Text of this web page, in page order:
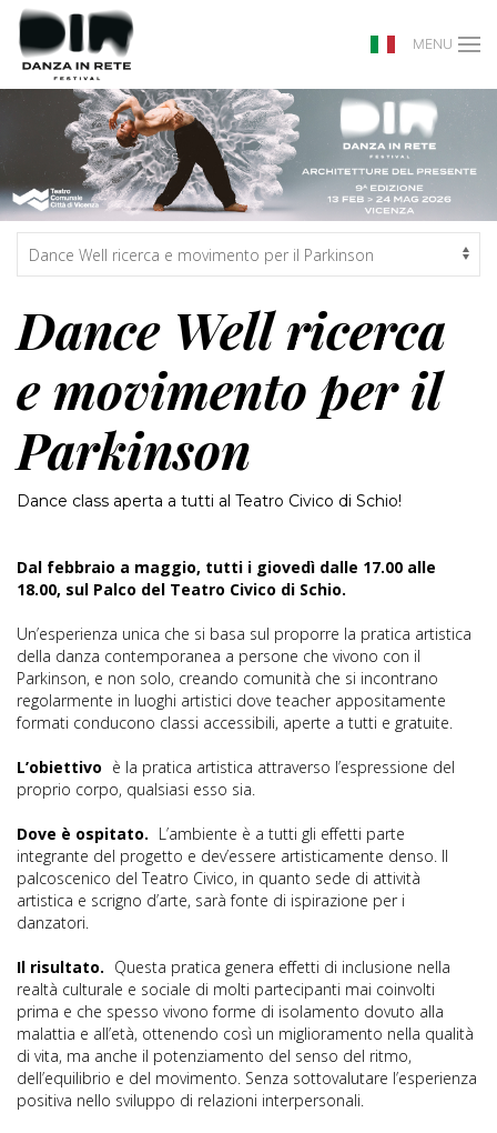
MENU
Dance Well ricerca
e movimento per il
Parkinson
Dance class aperta a tutti al Teatro Civico di Schio!
Dal febbraio a maggio, tutti i giovedì dalle 17.00 alle
18.00, sul Palco del Teatro Civico di Schio.
Un’esperienza unica che si basa sul proporre la pratica artistica
della danza contemporanea a persone che vivono con il
Parkinson, e non solo, creando comunità che si incontrano
regolarmente in luoghi artistici dove teacher appositamente
formati conducono classi accessibili, aperte a tutti e gratuite.
L’obiettivo è la pratica artistica attraverso l’espressione del
proprio corpo, qualsiasi esso sia.
Dove è ospitato. L’ambiente è a tutti gli effetti parte
integrante del progetto e dev’essere artisticamente denso. Il
palcoscenico del Teatro Civico, in quanto sede di attività
artistica e scrigno d’arte, sarà fonte di ispirazione per i
danzatori.
Il risultato. Questa pratica genera effetti di inclusione nella
realtà culturale e sociale di molti partecipanti mai coinvolti
prima e che spesso vivono forme di isolamento dovuto alla
malattia e all’età, ottenendo così un miglioramento nella qualità
di vita, ma anche il potenziamento del senso del ritmo,
dell’equilibrio e del movimento. Senza sottovalutare l’esperienza
positiva nello sviluppo di relazioni interpersonali.